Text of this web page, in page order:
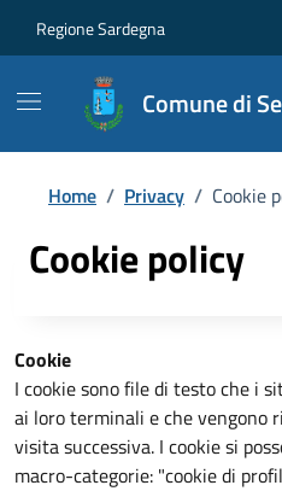
Regione Sardegna
Comune di
Home / Privacy / Cookie
Cookie policy
Cookie
I cookie sono file di testo che i
ai loro terminali e che vengono
visita successiva. I cookie si
macro-categorie: "cookie di